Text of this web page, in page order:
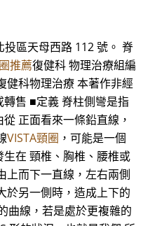
區天母西路 112 號。 脊
推薦復健科 物理治療組編
健科物理治療 本著作非經
售 ■定義 脊柱側彎是指
正面看來一條鉛直線，
VISTA頸圈 ，可能是一個
在 頸椎、胸椎、腰椎或
上而下一直線，左右兩側
於另一側時，造成上下的
曲線，若是處於更複雜的